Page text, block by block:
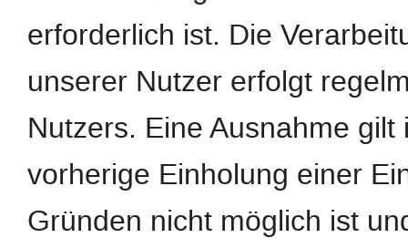
erforderlich ist. Die
unserer Nutzer erfolgt
Nutzers. Eine Ausnahme
vorherige Einholung einer
Gründen nicht möglich ist